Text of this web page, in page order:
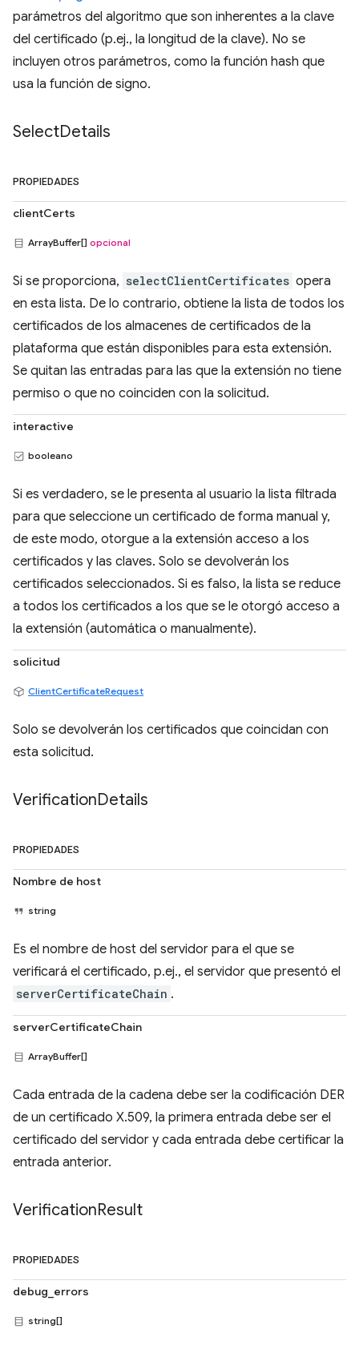
parámetros del algoritmo que son inherentes a la clave
del certificado (p.ej., la longitud de la clave). No se
incluyen otros parámetros, como la función hash que
usa la función de signo.
SelectDetails
PROPIEDADES
clientCerts
ArrayBuffer[] opcional
Si se proporciona, selectClientCertificates opera
en esta lista. De lo contrario, obtiene la lista de todos los
certificados de los almacenes de certificados de la
plataforma que están disponibles para esta extensión.
Se quitan las entradas para las que la extensión no tiene
permiso o que no coinciden con la solicitud.
interactive
booleano
Si es verdadero, se le presenta al usuario la lista filtrada
para que seleccione un certificado de forma manual y,
de este modo, otorgue a la extensión acceso a los
certificados y las claves. Solo se devolverán los
certificados seleccionados. Si es falso, la lista se reduce
a todos los certificados a los que se le otorgó acceso a
la extensión (automática o manualmente).
solicitud
ClientCertificateRequest
Solo se devolverán los certificados que coincidan con
esta solicitud.
VerificationDetails
PROPIEDADES
Nombre de host
string
Es el nombre de host del servidor para el que se
verificará el certificado, p.ej., el servidor que presentó el
serverCertificateChain .
serverCertificateChain
ArrayBuffer[]
Cada entrada de la cadena debe ser la codificación DER
de un certificado X.509, la primera entrada debe ser el
certificado del servidor y cada entrada debe certificar la
entrada anterior.
VerificationResult
PROPIEDADES
debug_errors
string[]